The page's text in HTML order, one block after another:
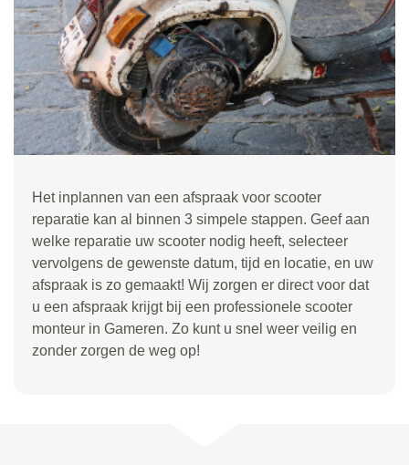
Het inplannen van een afspraak voor scooter
reparatie kan al binnen 3 simpele stappen. Geef aan
welke reparatie uw scooter nodig heeft, selecteer
vervolgens de gewenste datum, tijd en locatie, en uw
afspraak is zo gemaakt! Wij zorgen er direct voor dat
u een afspraak krijgt bij een professionele scooter
monteur in Gameren. Zo kunt u snel weer veilig en
zonder zorgen de weg op!